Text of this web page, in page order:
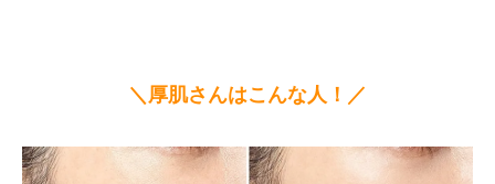
＼厚肌さんはこんな人！／